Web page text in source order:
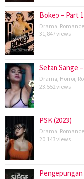
Bokep – Part
Drama Romance
31,847 views
Setan Sange
Drama Horror,
23,552 views
PSK (2023)
Drama Romance
20,143 views